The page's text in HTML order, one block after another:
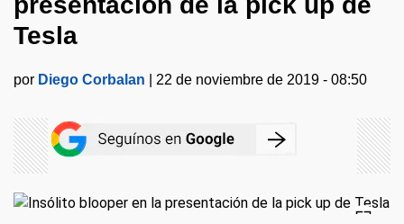
Tesla
por Diego Corbalan 22 de noviembre de 2019 - 08:50